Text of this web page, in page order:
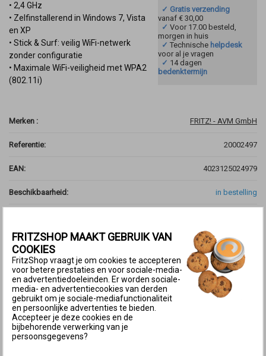
• 2,4 GHz
• Zelfinstallerend in Windows 7, Vista
en XP
• Stick & Surf: veilig WiFi-netwerk
zonder configuratie
• Maximale WiFi-veiligheid met WPA2
(802.11i)
✓ Gratis verzending
vanaf € 30,00
✓ Voor 17.00 besteld,
morgen in huis
✓ Technische helpdesk
voor al je vragen
✓ 14 dagen
bedenktermijn
Merken : FRITZ! - AVM GmbH
Referentie: 20002497
EAN: 4023125024979
Beschikbaarheid: in bestelling
MEER INFORMATIE
FRITZSHOP MAAKT GEBRUIK VAN
COOKIES
FritzShop vraagt je om cookies te accepteren
voor betere prestaties en voor sociale-media-
en advertentiedoeleinden. Er worden sociale-
media- en advertentiecookies van derden
gebruikt om je sociale-mediafunctionaliteit
en persoonlijke advertenties te bieden.
Accepteer je deze cookies en de
bijbehorende verwerking van je
persoonsgegevens?